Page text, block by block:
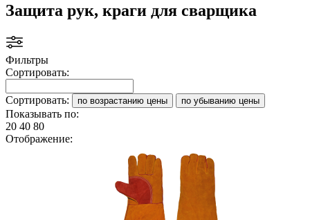
Защита рук, краги для сварщика
Фильтры
Сортировать:
Сортировать: по возрастанию цены по убыванию цены
Показывать по:
20 40 80
Отображение: